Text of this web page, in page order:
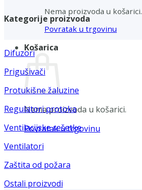
Nema proizvoda u košarici.
Povratak u trgovinu
Košarica
Nema proizvoda u košarici.
Povratak u trgovinu
Kategorije proizvoda
Difuzori
Prigušivači
Protukišne žaluzine
Regulatori protoka
Ventilacijske rešetke
Ventilatori
Zaštita od požara
Ostali proizvodi